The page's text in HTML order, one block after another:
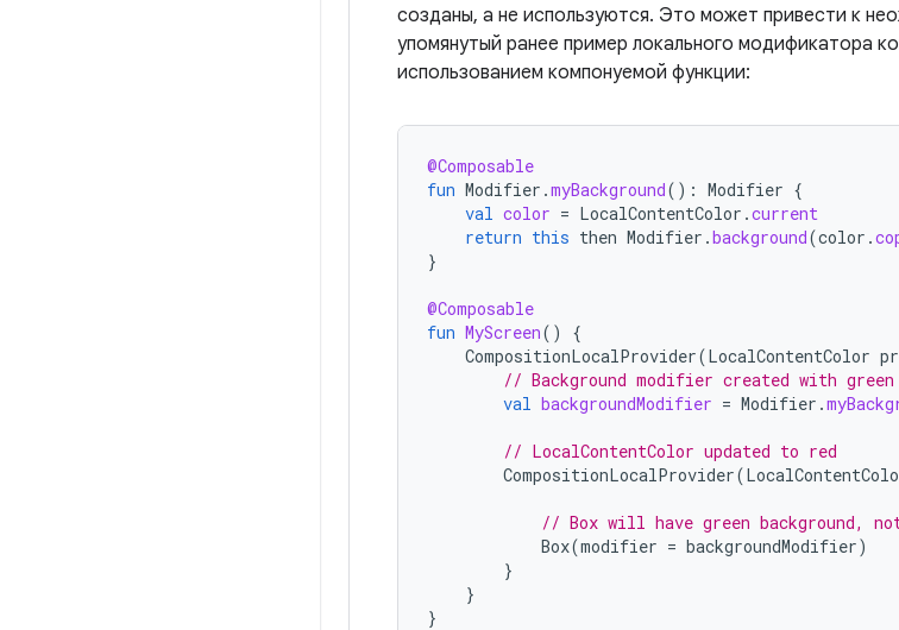
созданы, а не используются. Это может привести к
упомянутый ранее пример локального модификатора
использованием компонуемой функции:
@Composable
fun Modifier .myBackground(): Modifier {
val color = LocalContentColor .current
return this then Modifier .background(color .
}
@Composable
fun MyScreen()
{
CompositionLocalProvider(LocalContentColor
// Background modifier created with green
val backgroundModifier = Modifier .
// LocalContentColor updated to red
CompositionLocalProvider(
// Box will have green background,
Box(modifier = backgroundModifier)
}
}
}